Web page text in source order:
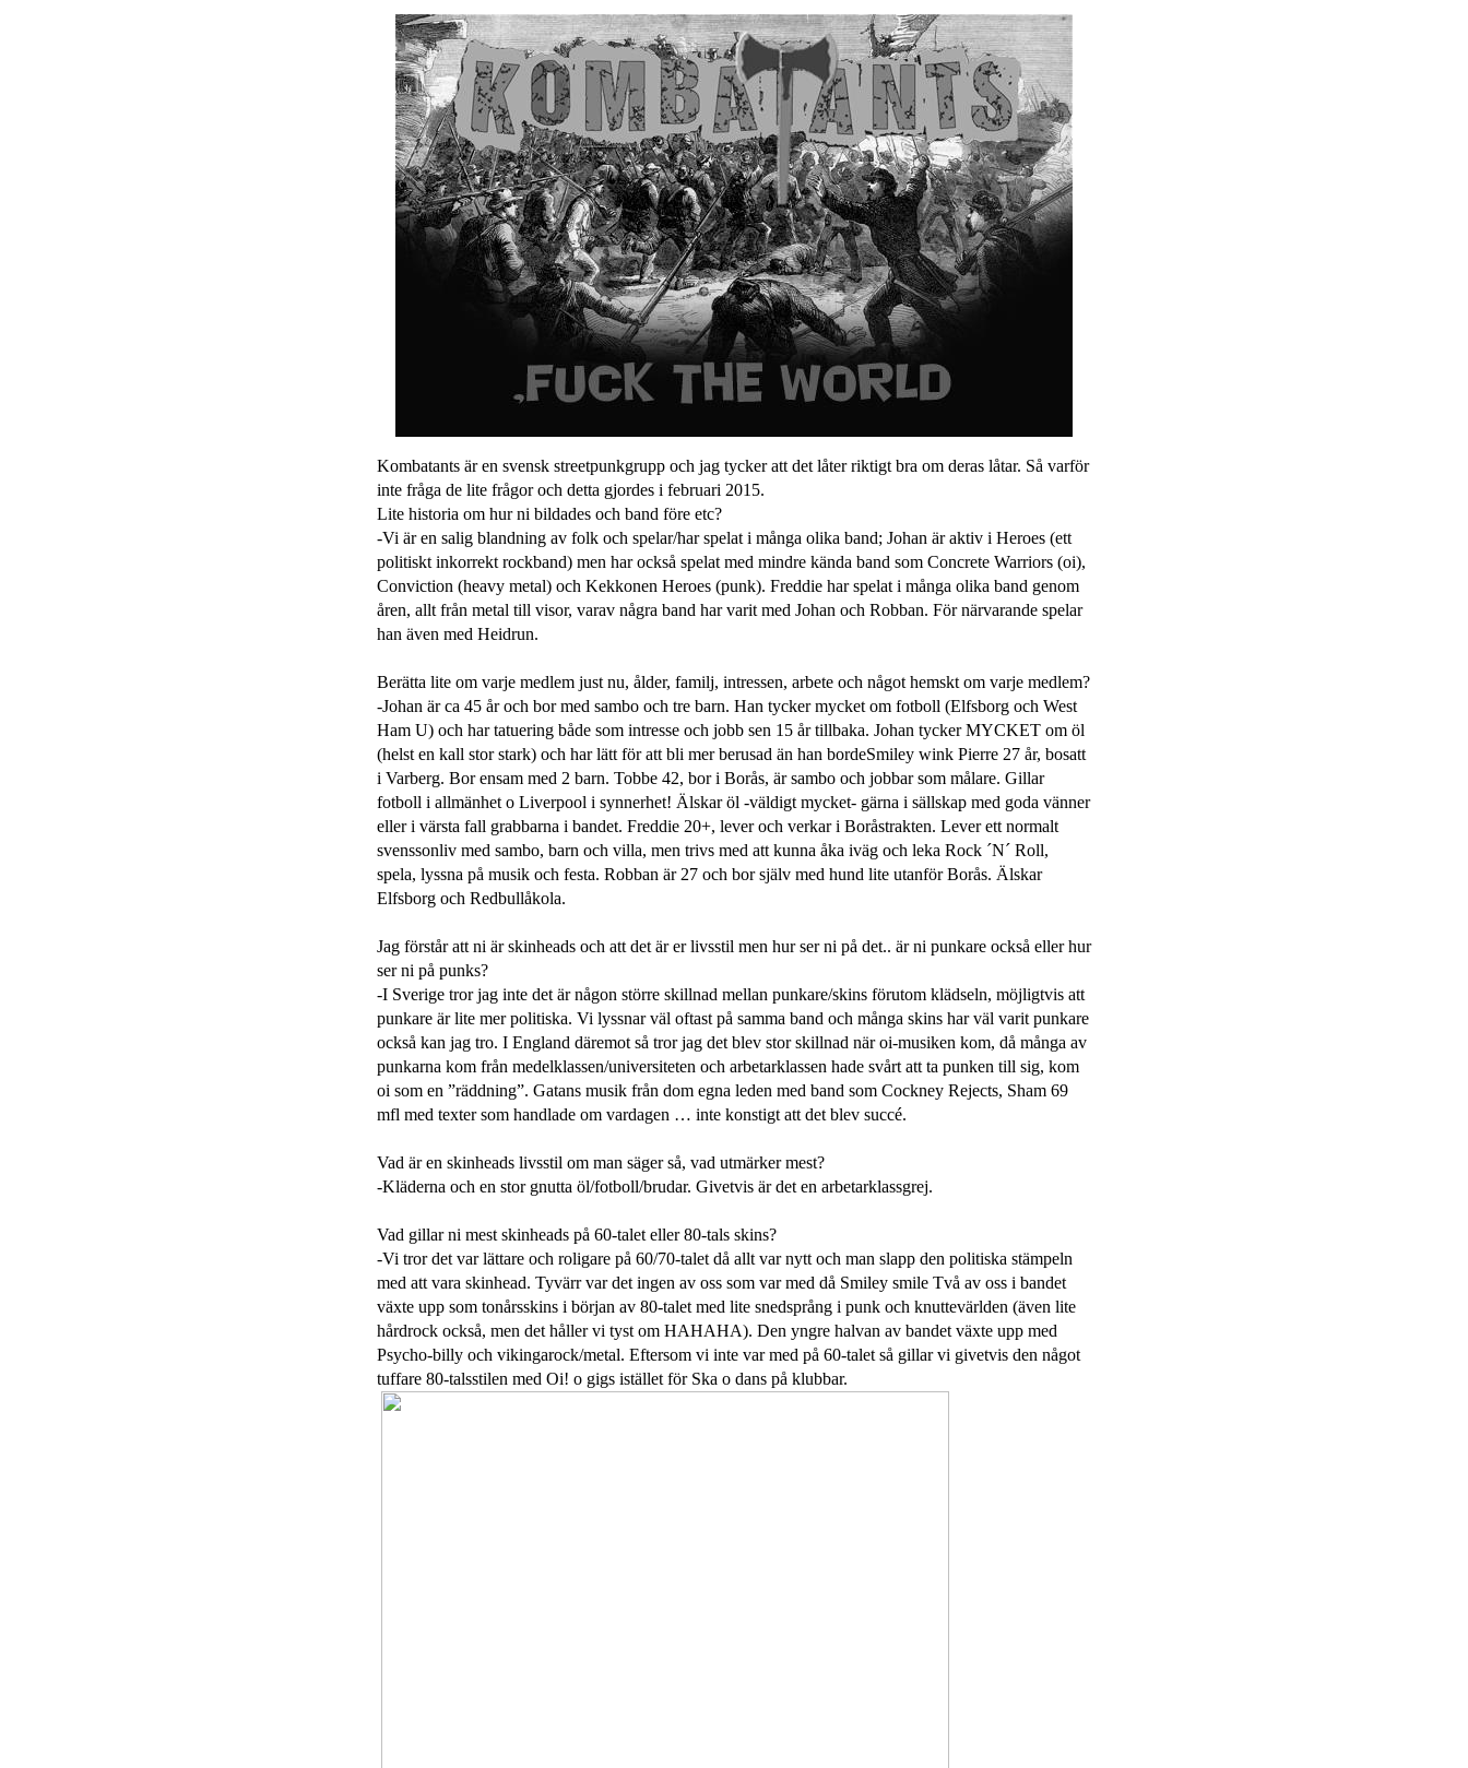
Kombatants är en svensk streetpunkgrupp och jag tycker att det låter riktigt bra om deras låtar. Så varför
inte fråga de lite frågor och detta gjordes i februari 2015.
Lite historia om hur ni bildades och band före etc?
-Vi är en salig blandning av folk och spelar/har spelat i många olika band; Johan är aktiv i Heroes (ett
politiskt inkorrekt rockband) men har också spelat med mindre kända band som Concrete Warriors (oi),
Conviction (heavy metal) och Kekkonen Heroes (punk). Freddie har spelat i många olika band genom
åren, allt från metal till visor, varav några band har varit med Johan och Robban. För närvarande spelar
han även med Heidrun.
Berätta lite om varje medlem just nu, ålder, familj, intressen, arbete och något hemskt om varje medlem?
-Johan är ca 45 år och bor med sambo och tre barn. Han tycker mycket om fotboll (Elfsborg och West
Ham U) och har tatuering både som intresse och jobb sen 15 år tillbaka. Johan tycker MYCKET om öl
(helst en kall stor stark) och har lätt för att bli mer berusad än han bordeSmiley wink Pierre 27 år, bosatt
i Varberg. Bor ensam med 2 barn. Tobbe 42, bor i Borås, är sambo och jobbar som målare. Gillar
fotboll i allmänhet o Liverpool i synnerhet! Älskar öl -väldigt mycket- gärna i sällskap med goda vänner
eller i värsta fall grabbarna i bandet. Freddie 20+, lever och verkar i Boråstrakten. Lever ett normalt
svenssonliv med sambo, barn och villa, men trivs med att kunna åka iväg och leka Rock ´N´ Roll,
spela, lyssna på musik och festa. Robban är 27 och bor själv med hund lite utanför Borås. Älskar
Elfsborg och Redbullåkola.
Jag förstår att ni är skinheads och att det är er livsstil men hur ser ni på det.. är ni punkare också eller hur
ser ni på punks?
-I Sverige tror jag inte det är någon större skillnad mellan punkare/skins förutom klädseln, möjligtvis att
punkare är lite mer politiska. Vi lyssnar väl oftast på samma band och många skins har väl varit punkare
också kan jag tro. I England däremot så tror jag det blev stor skillnad när oi-musiken kom, då många av
punkarna kom från medelklassen/universiteten och arbetarklassen hade svårt att ta punken till sig, kom
oi som en ”räddning”. Gatans musik från dom egna leden med band som Cockney Rejects, Sham 69
mfl med texter som handlade om vardagen … inte konstigt att det blev succé.
Vad är en skinheads livsstil om man säger så, vad utmärker mest?
-Kläderna och en stor gnutta öl/fotboll/brudar. Givetvis är det en arbetarklassgrej.
Vad gillar ni mest skinheads på 60-talet eller 80-tals skins?
-Vi tror det var lättare och roligare på 60/70-talet då allt var nytt och man slapp den politiska stämpeln
med att vara skinhead. Tyvärr var det ingen av oss som var med då Smiley smile Två av oss i bandet
växte upp som tonårsskins i början av 80-talet med lite snedsprång i punk och knuttevärlden (även lite
hårdrock också, men det håller vi tyst om HAHAHA). Den yngre halvan av bandet växte upp med
Psycho-billy och vikingarock/metal. Eftersom vi inte var med på 60-talet så gillar vi givetvis den något
tuffare 80-talsstilen med Oi! o gigs istället för Ska o dans på klubbar.